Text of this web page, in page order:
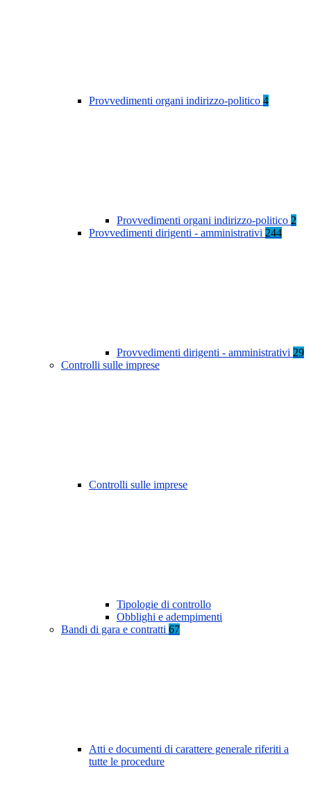
Provvedimenti organi indirizzo-politico 4
Provvedimenti organi indirizzo-politico 2
Provvedimenti dirigenti - amministrativi 244
Provvedimenti dirigenti - amministrativi 29
Controlli sulle imprese
Controlli sulle imprese
Tipologie di controllo
Obblighi e adempimenti
Bandi di gara e contratti 67
Atti e documenti di carattere generale riferiti a
tutte le procedure